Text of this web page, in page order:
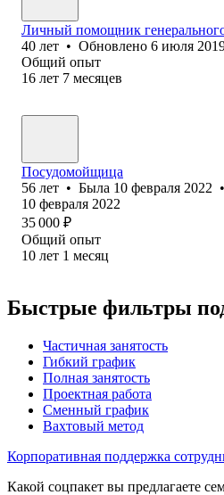
Личный помощник
40 лет • Обновлено 6 июля
Общий опыт
16 лет 7 месяцев
Посудомойщица
56 лет • Была 10 февраля 2022 •
10 февраля 2022
35 000 ₽
Общий опыт
10 лет 1 месяц
Быстрые фильтры
Частичная занятость
Гибкий график
Полная занятость
Проектная работа
Сменный график
Вахтовый метод
Корпоративная поддержка
Какой соцпакет вы предлагаете